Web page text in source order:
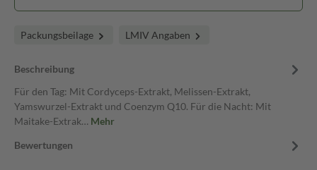
Packungsbeilage LMIV Angaben
Beschreibung
Für den Tag: Mit Cordyceps-Extrakt, Melissen-Extrakt,
Yamswurzel-Extrakt und Coenzym Q10. Für die Nacht: Mit
Maitake-Extrak… Mehr
Bewertungen